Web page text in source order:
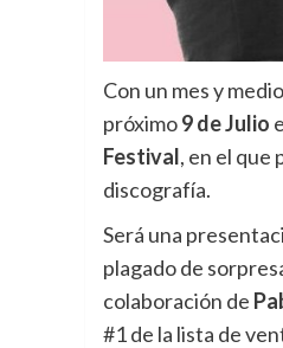
Con un mes y
próximo9 de Julio
Festival, en el que
discografía.
Será una
plagado de
colaboración de
#1 de la lista de